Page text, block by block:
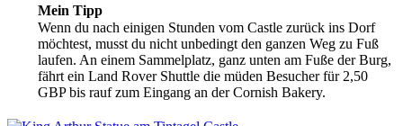
Mein Tipp
Wenn du nach einigen Stunden vom Castle zurück ins Dorf
möchtest, musst du nicht unbedingt den ganzen Weg zu Fuß
laufen. An einem Sammelplatz, ganz unten am Fuße der Burg,
fährt ein Land Rover Shuttle die müden Besucher für 2,50
GBP bis rauf zum Eingang an der Cornish Bakery.